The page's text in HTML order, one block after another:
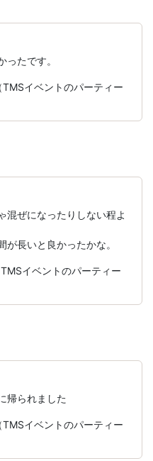
たです。
イベントのパーティー
混ぜになったりしない程よ
が長いと良かったかな。
イベントのパーティー
帰られました
イベントのパーティー